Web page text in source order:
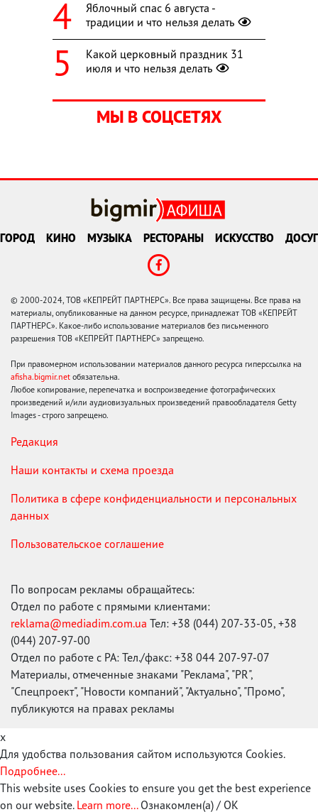
Яблочный спас 6 августа -
традиции и что нельзя делать
Какой церковный праздник 31
июля и что нельзя делать
МЫ В СОЦСЕТЯХ
ГОРОД КИНО МУЗЫКА РЕСТОРАНЫ ИСКУССТВО ДОСУГ
© 2000-2024, ТОВ «КЕПРЕЙТ ПАРТНЕРС». Все права защищены. Все права на
материалы, опубликованные на данном ресурсе, принадлежат ТОВ «КЕПРЕЙТ
ПАРТНЕРС». Какое-либо использование материалов без письменного
разрешения ТОВ «КЕПРЕЙТ ПАРТНЕРС» запрещено.
При правомерном использовании материалов данного ресурса гиперссылка на
afisha.bigmir.net обязательна.
Любое копирование, перепечатка и воспроизведение фотографических
произведений и/или аудиовизуальных произведений правообладателя Getty
Images - строго запрещено.
Редакция
Наши контакты и схема проезда
Политика в сфере конфиденциальности и персональных
данных
Пользовательское соглашение
По вопросам рекламы обращайтесь:
Отдел по работе с прямыми клиентами:
reklama@mediadim.com.ua Тел: +38 (044) 207-33-05, +38
(044) 207-97-00
Отдел по работе с РА: Тел./факс: +38 044 207-97-07
Материалы, отмеченные знаками "Реклама", "PR",
"Спецпроект", "Новости компаний", "Актуально", "Промо",
публикуются на правах рекламы
x
Для удобства пользования сайтом используются Cookies.
Подробнее...
This website uses Cookies to ensure you get the best experience
on our website. Learn more... Ознакомлен(а) / OK